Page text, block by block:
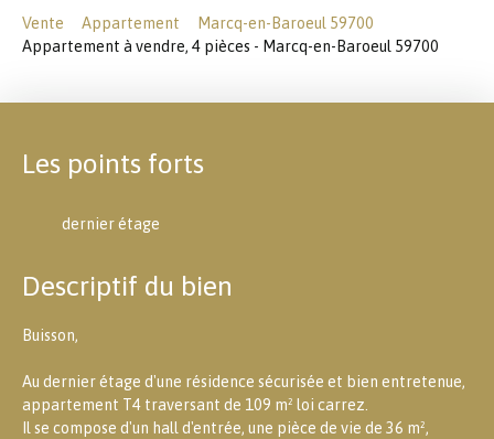
Vente Appartement
Marcq-en-Baroeul 59700
Appartement à vendre, 4 pièces - Marcq-en-Baroeul 59700
Les points forts
dernier étage
Descriptif du bien
Buisson,
Au dernier étage d'une résidence sécurisée et bien entretenue,
appartement T4 traversant de 109 m² loi carrez.
Il se compose d'un hall d'entrée, une pièce de vie de 36 m²,